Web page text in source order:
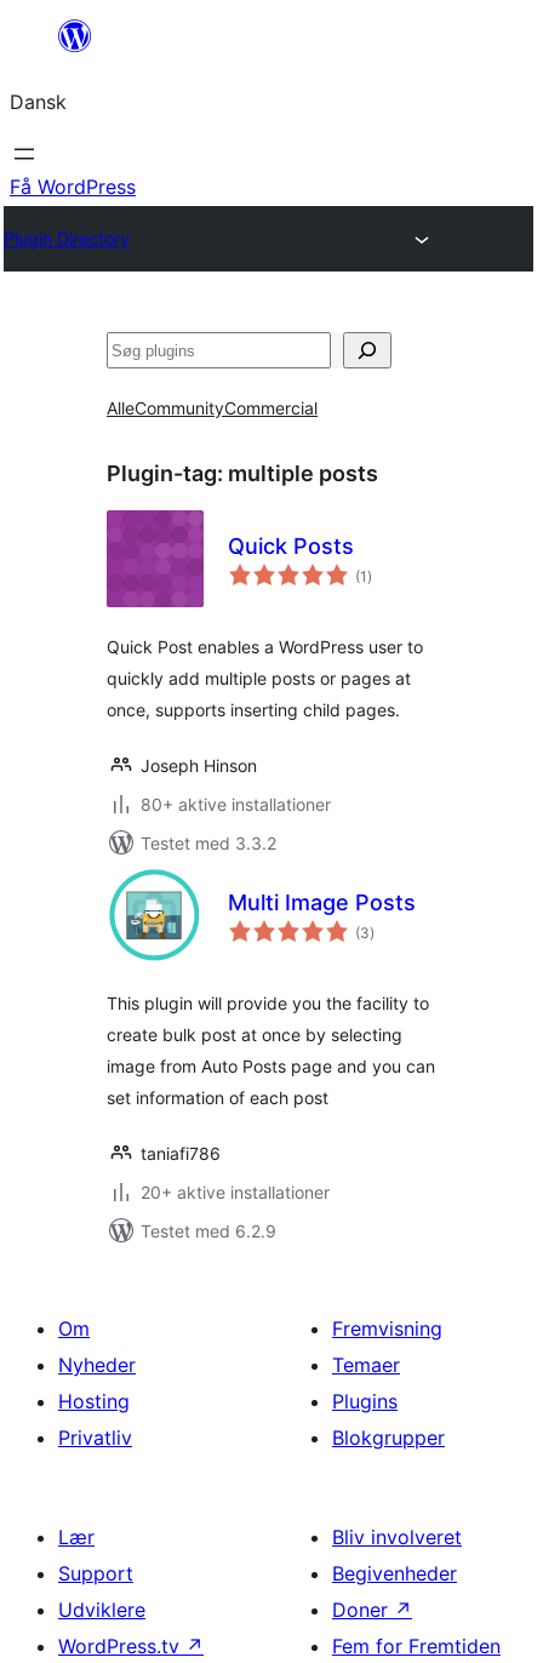
Spring
indhold
Dansk
Få WordPress
Plugin Directory
Søg
AlleCommunityCommercial
Plugin-tag: multiple posts
Quick Posts
(1 totale
bedømmelser
)
Quick Post enables a WordPress user to
quickly add multiple posts or pages at
once, supports inserting child pages.
Joseph Hinson
80+ aktive installationer
Testet med 3.3.2
Multi Image Posts
(3totale
bedømmelser
)
This plugin will provide you the facility to
create bulk post at once by selecting
image from Auto Posts page and you can
set information of each post
taniafi786
20+ aktive installationer
Testet med 6.2.9
Om
Nyheder
Hosting
Privatliv
Fremvisning
Temaer
Plugins
Blokgrupper
Lær
Support
Udviklere
WordPress.tv ↗
Bliv involveret
Begivenheder
Doner ↗
Fem for Fremtiden